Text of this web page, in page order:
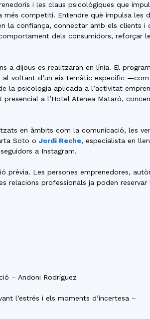
i les claus psicològiques que
competiti. Entendre què impulsa les
la confiança, connectar amb els clients i
dels consumidors, reforçar
a dijous es realitzaran en línia. El
al voltant d’un eix temàtic específic
psicologia aplicada a l’activitat
a l’Hotel Atenea Mataró,
en àmbits com la comunicació, les
Soto o Jordi Reche, especialista en
a Instagram.
prèvia. Les persones emprenedores,
relacions professionals ja poden reservar
– Andoni Rodríguez
l’estrés i els moments d’incertesa –